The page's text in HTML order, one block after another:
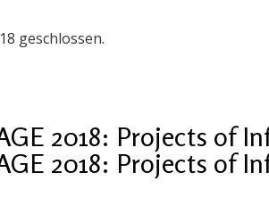
geschlossen.
2018: Projects of
2018: Projects of